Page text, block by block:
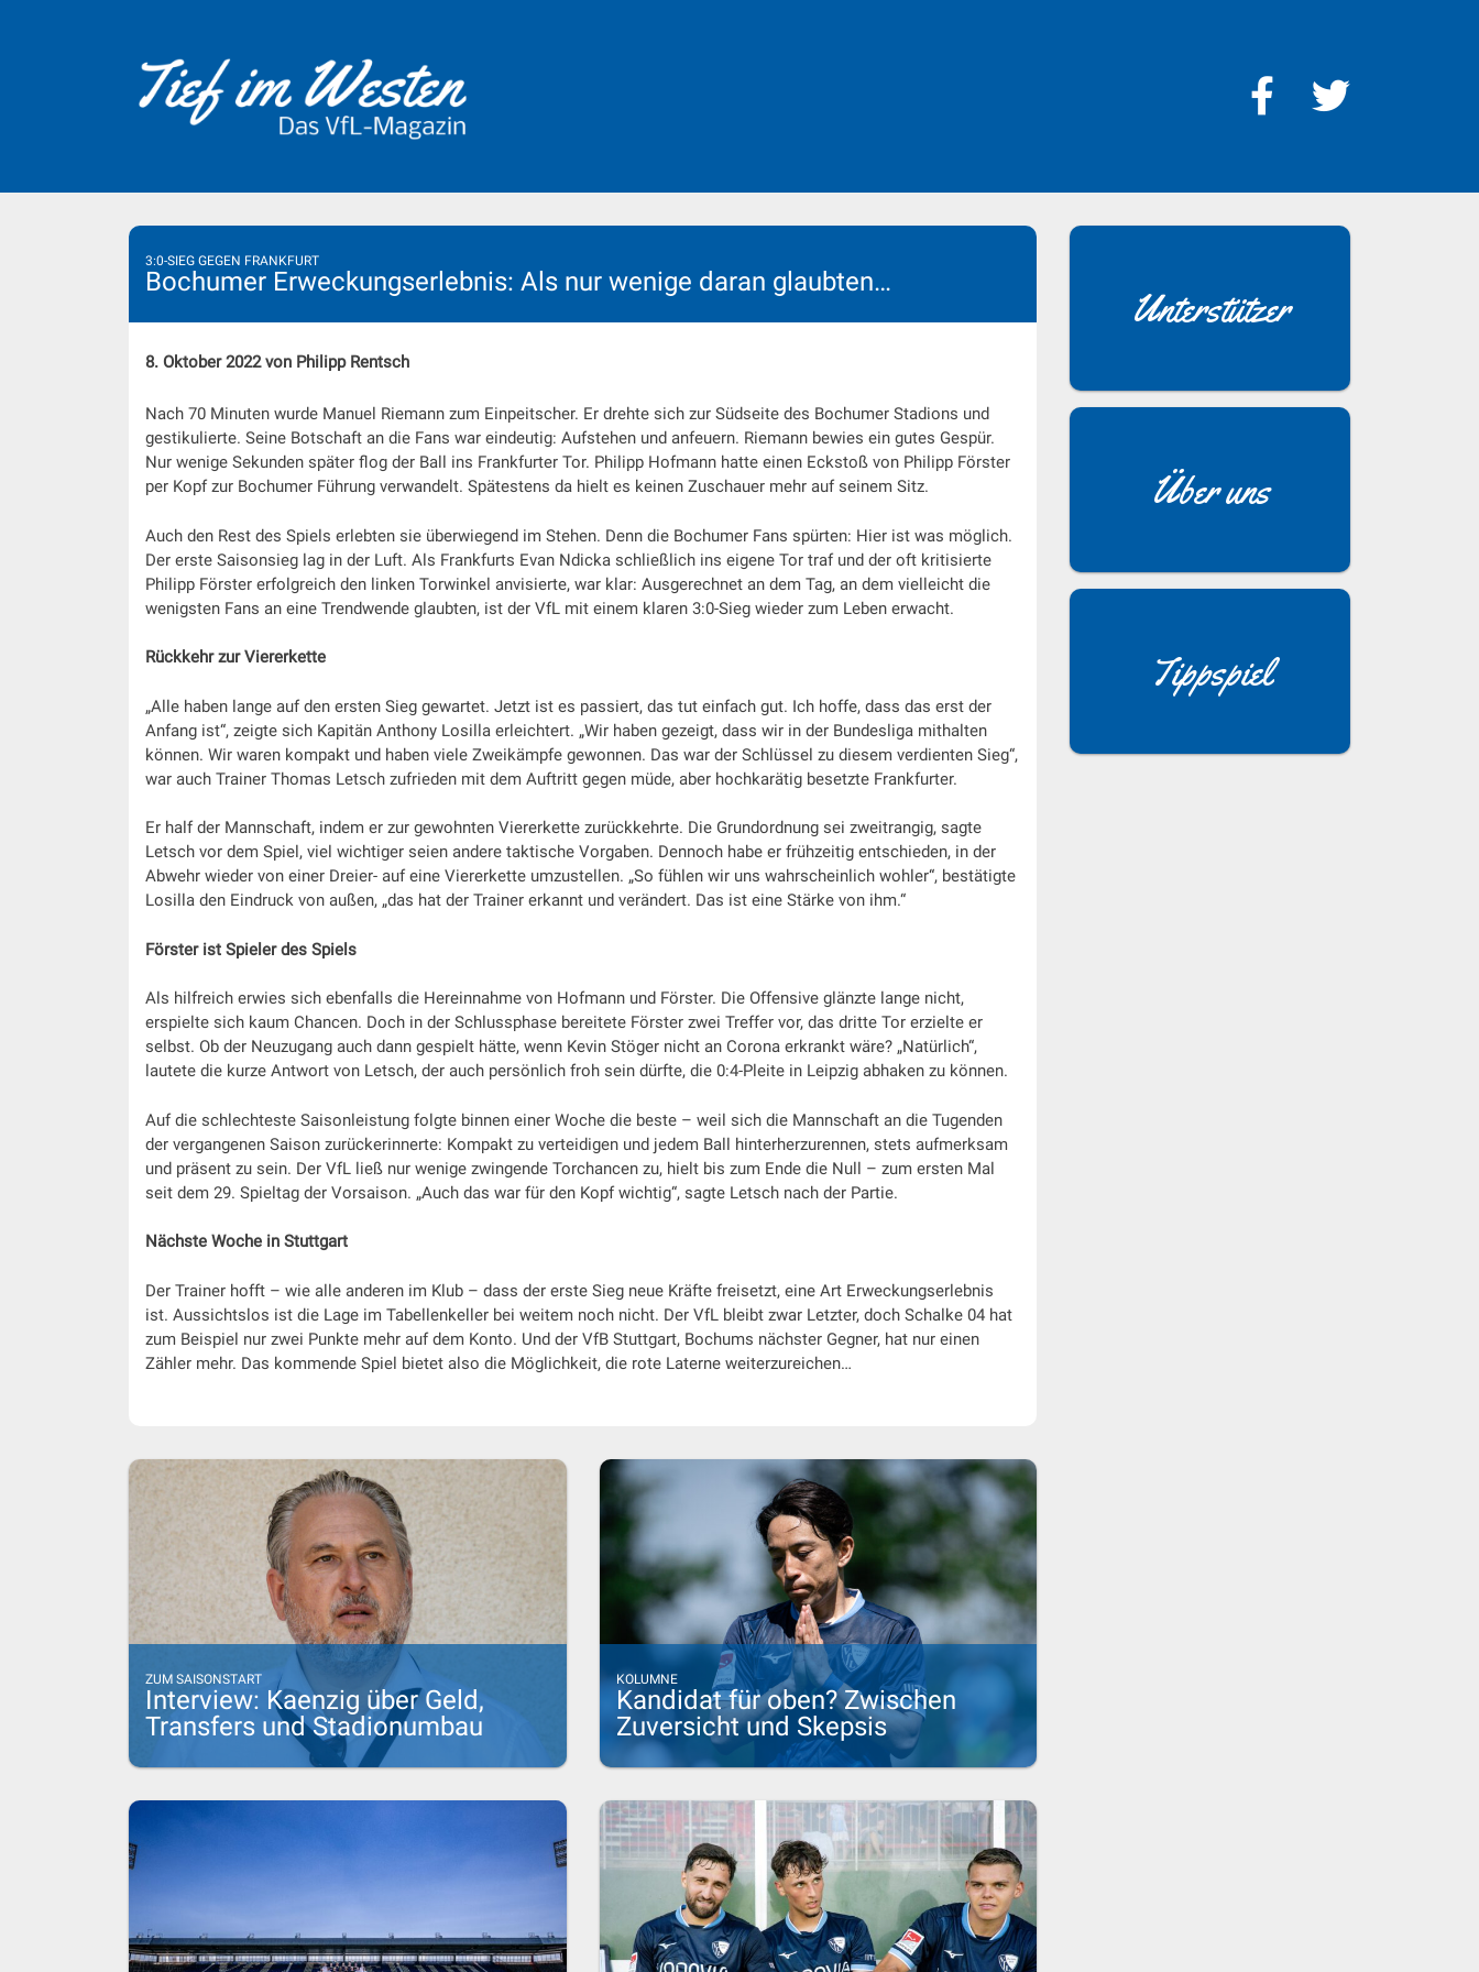
3:0-SIEG GEGEN FRANKFURT
Bochumer Erweckungserlebnis: Als nur wenige daran glaubten…
8. Oktober 2022 von Philipp Rentsch
Nach 70 Minuten wurde Manuel Riemann zum Einpeitscher. Er drehte sich zur Südseite des Bochumer Stadions und
gestikulierte. Seine Botschaft an die Fans war eindeutig: Aufstehen und anfeuern. Riemann bewies ein gutes Gespür.
Nur wenige Sekunden später flog der Ball ins Frankfurter Tor. Philipp Hofmann hatte einen Eckstoß von Philipp Förster
per Kopf zur Bochumer Führung verwandelt. Spätestens da hielt es keinen Zuschauer mehr auf seinem Sitz.
Auch den Rest des Spiels erlebten sie überwiegend im Stehen. Denn die Bochumer Fans spürten: Hier ist was möglich.
Der erste Saisonsieg lag in der Luft. Als Frankfurts Evan Ndicka schließlich ins eigene Tor traf und der oft kritisierte
Philipp Förster erfolgreich den linken Torwinkel anvisierte, war klar: Ausgerechnet an dem Tag, an dem vielleicht die
wenigsten Fans an eine Trendwende glaubten, ist der VfL mit einem klaren 3:0-Sieg wieder zum Leben erwacht.
Rückkehr zur Viererkette
„Alle haben lange auf den ersten Sieg gewartet. Jetzt ist es passiert, das tut einfach gut. Ich hoffe, dass das erst der
Anfang ist“, zeigte sich Kapitän Anthony Losilla erleichtert. „Wir haben gezeigt, dass wir in der Bundesliga mithalten
können. Wir waren kompakt und haben viele Zweikämpfe gewonnen. Das war der Schlüssel zu diesem verdienten Sieg“,
war auch Trainer Thomas Letsch zufrieden mit dem Auftritt gegen müde, aber hochkarätig besetzte Frankfurter.
Er half der Mannschaft, indem er zur gewohnten Viererkette zurückkehrte. Die Grundordnung sei zweitrangig, sagte
Letsch vor dem Spiel, viel wichtiger seien andere taktische Vorgaben. Dennoch habe er frühzeitig entschieden, in der
Abwehr wieder von einer Dreier- auf eine Viererkette umzustellen. „So fühlen wir uns wahrscheinlich wohler“, bestätigte
Losilla den Eindruck von außen, „das hat der Trainer erkannt und verändert. Das ist eine Stärke von ihm.“
Förster ist Spieler des Spiels
Als hilfreich erwies sich ebenfalls die Hereinnahme von Hofmann und Förster. Die Offensive glänzte lange nicht,
erspielte sich kaum Chancen. Doch in der Schlussphase bereitete Förster zwei Treffer vor, das dritte Tor erzielte er
selbst. Ob der Neuzugang auch dann gespielt hätte, wenn Kevin Stöger nicht an Corona erkrankt wäre? „Natürlich“,
lautete die kurze Antwort von Letsch, der auch persönlich froh sein dürfte, die 0:4-Pleite in Leipzig abhaken zu können.
Auf die schlechteste Saisonleistung folgte binnen einer Woche die beste – weil sich die Mannschaft an die Tugenden
der vergangenen Saison zurückerinnerte: Kompakt zu verteidigen und jedem Ball hinterherzurennen, stets aufmerksam
und präsent zu sein. Der VfL ließ nur wenige zwingende Torchancen zu, hielt bis zum Ende die Null – zum ersten Mal
seit dem 29. Spieltag der Vorsaison. „Auch das war für den Kopf wichtig“, sagte Letsch nach der Partie.
Nächste Woche in Stuttgart
Der Trainer hofft – wie alle anderen im Klub – dass der erste Sieg neue Kräfte freisetzt, eine Art Erweckungserlebnis
ist. Aussichtslos ist die Lage im Tabellenkeller bei weitem noch nicht. Der VfL bleibt zwar Letzter, doch Schalke 04 hat
zum Beispiel nur zwei Punkte mehr auf dem Konto. Und der VfB Stuttgart, Bochums nächster Gegner, hat nur einen
Zähler mehr. Das kommende Spiel bietet also die Möglichkeit, die rote Laterne weiterzureichen…
ZUM SAISONSTART
Interview: Kaenzig über Geld,
Transfers und Stadionumbau
KOLUMNE
Kandidat für oben? Zwischen
Zuversicht und Skepsis
Unterstützer
Über uns
Tippspiel